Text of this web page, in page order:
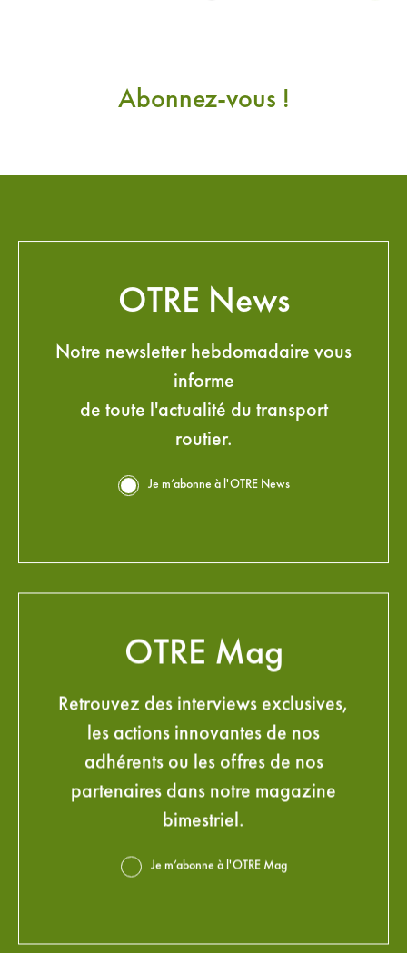
Abonnez-vous !
OTRE News
Notre newsletter hebdomadaire vous
informe
de toute l'actualité du transport
routier.
Je m’abonne à l'OTRE News
OTRE Mag
Retrouvez des interviews exclusives,
les actions innovantes de nos
adhérents ou les offres de nos
partenaires dans notre magazine
bimestriel.
Je m’abonne à l'OTRE Mag